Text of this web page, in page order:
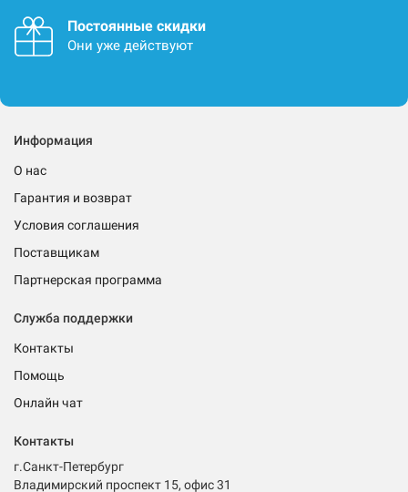
Постоянные скидки
Они уже действуют
Информация
О нас
Гарантия и возврат
Условия соглашения
Поставщикам
Партнерская программа
Служба поддержки
Контакты
Помощь
Онлайн чат
Контакты
г.Санкт-Петербург
Владимирский проспект 15, офис 31